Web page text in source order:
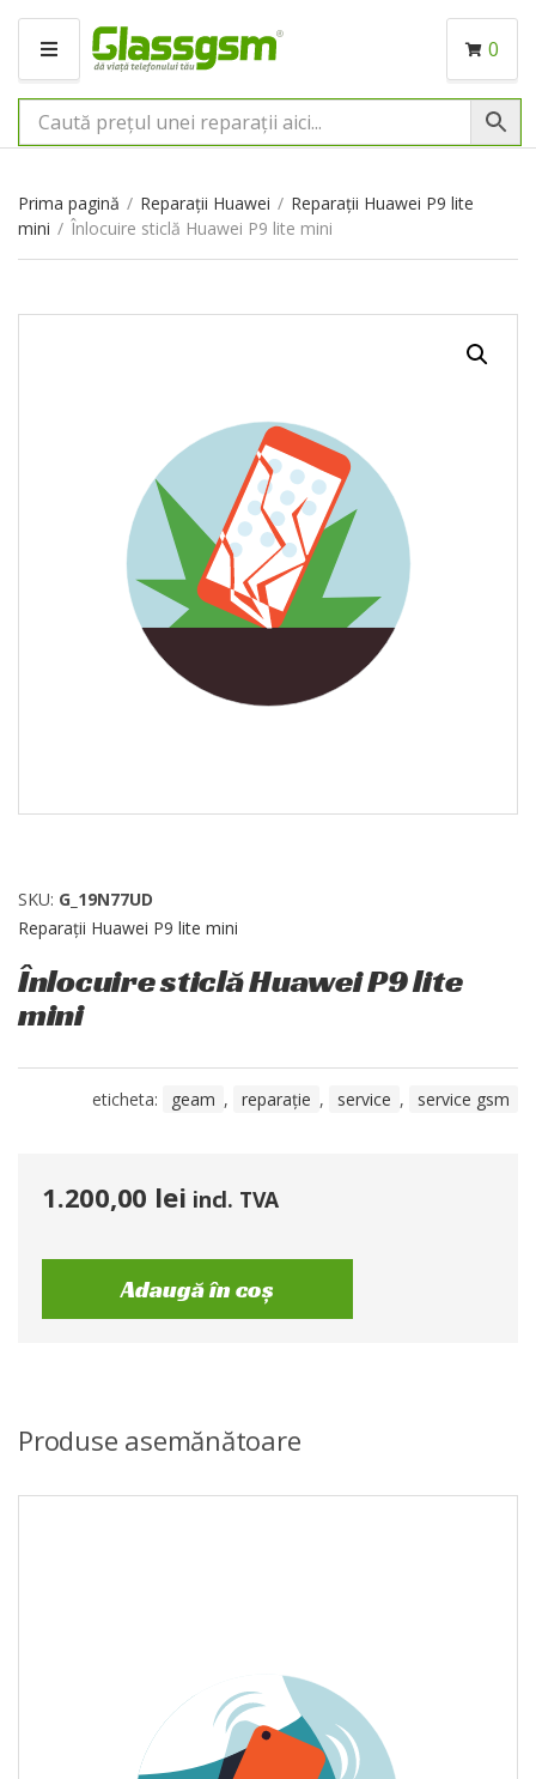
M
N
I
0
Prima pagină / Reparații Huawei / Reparații Huawei P9 lite
mini / Înlocuire sticlă Huawei P9 lite mini
SKU: G_19N77UD
Reparații Huawei P9 lite mini
Înlocuire sticlă Huawei P9 lite
mini
eticheta: geam , reparație , service , service gsm
1.200,00 lei incl. TVA
Adaugă în coș
Produse asemănătoare